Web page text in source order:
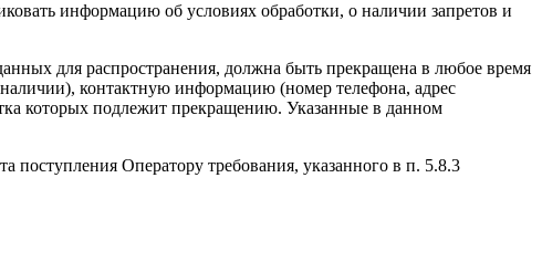
информацию об условиях обработки, о наличии запретов и
для распространения, должна быть прекращена в любое время
контактную информацию (номер телефона, адрес
которых подлежит прекращению. Указанные в данном
поступления Оператору требования, указанного в п. 5.8.3